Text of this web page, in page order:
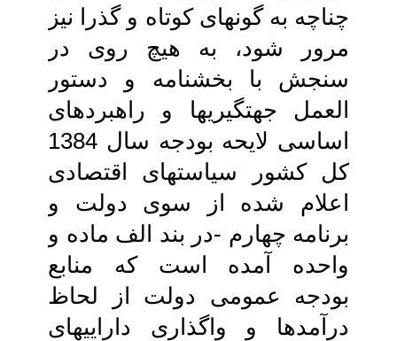
چناچه به گونه‏ای کوتاه و گذرا نیز
مرور شود، به هیچ روی در
سنجش با بخشنامه و دستور
العمل‏ جهتگیری‏ها و راهبردهای
اساسی‏ لایحه بودجه سال 1384
کل کشور سیاست‏های اقتصادی
اعلام شده‏ از سوی دولت و
برنامه چهارم‏ -در بند الف ماده و
واحده آمده است که‏ منابع
بودجه عمومی دولت از لحاظ
درآمدها و واگذاری دارایی‏های